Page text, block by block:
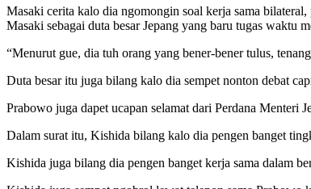
Masaki cerita kalo dia ngomongin soal kerja sama
Masaki sebagai duta besar Jepang yang baru tugas waktu
“Menurut gue, dia tuh orang yang bener-bener tulus,
Duta besar itu juga bilang kalo dia sempet nonton debat
Prabowo juga dapet ucapan selamat dari Perdana
Dalam surat itu, Kishida bilang kalo dia pengen banget
Kishida juga bilang dia pengen banget kerja sama dalam